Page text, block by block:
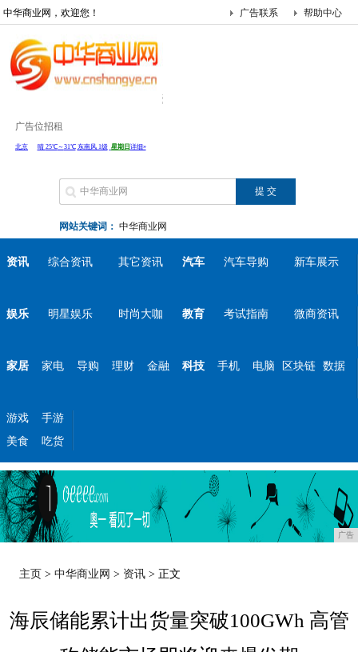
中华商业网，欢迎您！ 帮助中心
广告联系
广告位招租
网站关键词： 中华商业网
资讯 综合资讯 其它资讯 汽车 汽车导购 新车展示
娱乐 明星娱乐 时尚大咖 教育 考试指南 微商资讯
家居 家电 导购 理财 金融 科技 手机 电脑 区块链 数据
游戏
手游
美食
吃货
广告
主页 >中华商业网 > 资讯 > 正文
海辰储能累计出货量突破100GWh 高管